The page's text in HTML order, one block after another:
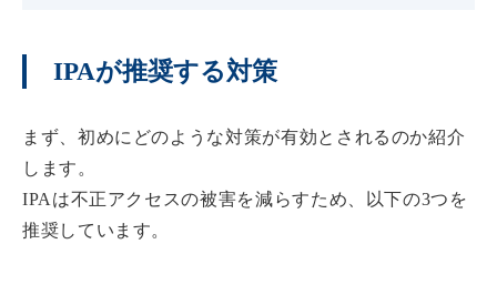
IPAが推奨する対策
まず、初めにどのような対策が有効とされるのか紹介
します。
IPAは不正アクセスの被害を減らすため、以下の3つを
推奨しています。